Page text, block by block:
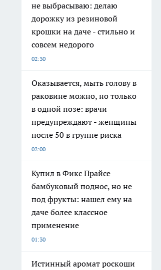
не выбрасываю: делаю
дорожку из резиновой
крошки на даче - стильно и
совсем недорого
02:30
Оказывается, мыть голову в
раковине можно, но только
в одной позе: врачи
предупреждают - женщины
после 50 в группе риска
02:00
Купил в Фикс Прайсе
бамбуковый поднос, но не
под фрукты: нашел ему на
даче более классное
применение
01:30
Истинный аромат роскоши